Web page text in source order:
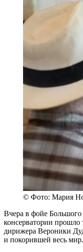
© Фото: Мария
Вчера в фойе Большого
консерватории прошло
дирижера Вероники
и покорившей весь мир.